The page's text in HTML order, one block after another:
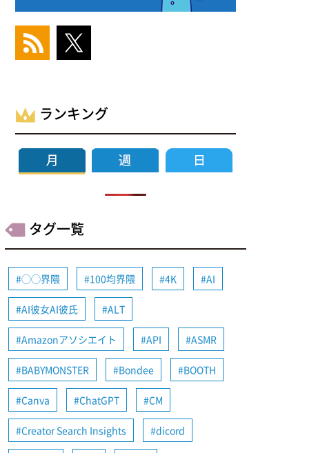
ランキング
タグ一覧
◯◯界隈 100均界隈 4K AI
AI彼女AI彼氏 ALT
Amazonアソシエイト API ASMR
BABYMONSTER Bondee BOOTH
Canva ChatGPT CM
Creator Search Insights dicord